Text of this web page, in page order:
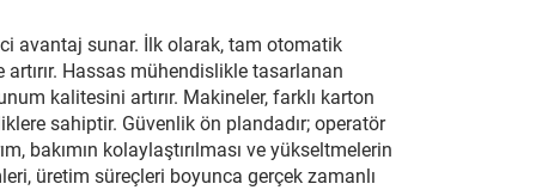
avantaj sunar. İlk olarak, tam otomatik
Hassas mühendislikle tasarlanan
kalitesini artırır. Makineler, farklı karton
sahiptir. Güvenlik ön plandadır; operatör
bakımın kolaylaştırılması ve yükseltmelerin
üretim süreçleri boyunca gerçek zamanlı